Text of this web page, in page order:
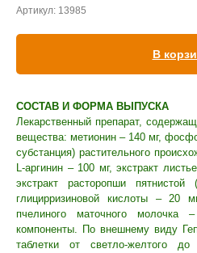
Лечение шиншилл
Вакцинация хорьков
Артикул: 13985
В
СОСТАВ И ФОРМА ВЫПУСКА
Лекарственный препарат,
вещества: метионин – 140 мг,
субстанция) растительного
L-аргинин – 100 мг, экстракт
экстракт расторопши
глицирризиновой кислоты – 20
пчелиного маточного
компоненты. По внешнему виду
таблетки от светло-желтого